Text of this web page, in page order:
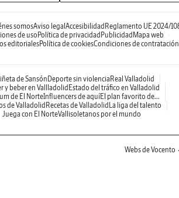
somosAviso legal Accesibilidad Reglamento UE 2024/
de usoPolítica de privacidad Publicidad Mapa web
editorialesPolítica de cookiesCondiciones de contratación
de Sansón Deporte sin violencia Real Valladolid
y beber en Vallladolid Estado del tráfico en Valladolid
de El NorteInfluencers de aquíEl plan favorito de...
de Valladolid Recetas de Valladolid La liga del talento
Juega con El NorteVallisoletanos por el mundo
Webs de Vocento